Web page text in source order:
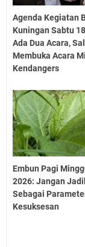
Agenda Kegiatan
Kuningan Sabtu
Ada Dua Acara,
Membuka Acara
Kendangers
Embun Pagi
2026: Jangan
Sebagai
Kesuksesan